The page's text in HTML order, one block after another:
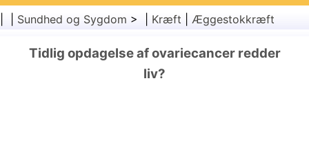
Familiesundhed
Sundhedssektoren
Kirurgi og procedurer
Sundhed og Sygdom > | Kræft Æggestokkræft
Tidlig opdagelse af ovariecancer redder
liv?